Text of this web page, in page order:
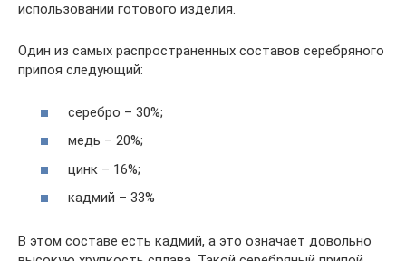
использовании готового изделия.
Один из самых распространенных составов серебряного
припоя следующий:
серебро – 30%;
медь – 20%;
цинк – 16%;
кадмий – 33%
В этом составе есть кадмий, а это означает довольно